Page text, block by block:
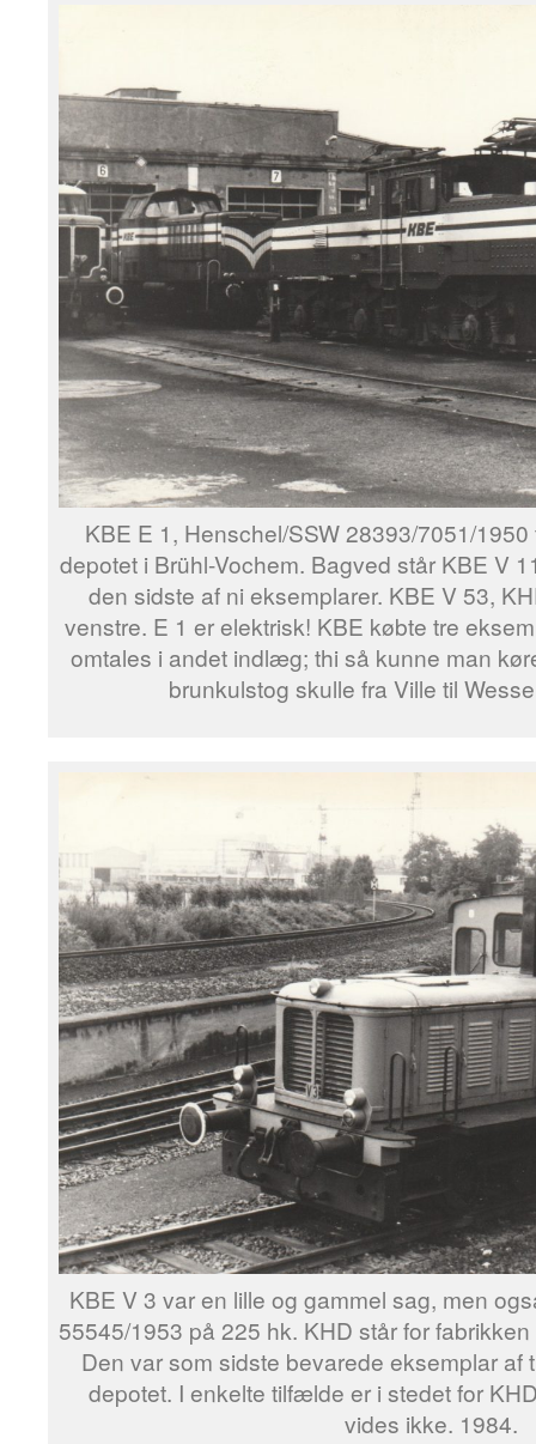
KBE E 1, Henschel/SSW 28393/7051/
depotet i Brühl-Vochem. Bagved står KBE V
den sidste af ni eksemplarer. KBE V 53,
venstre. E 1 er elektrisk! KBE købte tre
omtales i andet indlæg; thi så kunne man
brunkulstog skulle fra Ville til
KBE V 3 var en lille og gammel sag, men
55545/1953 på 225 hk. KHD står for
Den var som sidste bevarede eksemplar af
depotet. I enkelte tilfælde er i stedet for
vides ikke. 1984.